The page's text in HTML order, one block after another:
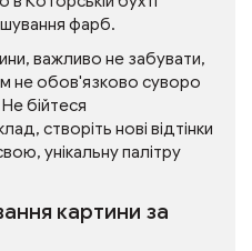
фарб.
важливо не забувати,
не обов'язково суворо
бійтеся
створіть нові відтінки
унікальну палітру
картини за